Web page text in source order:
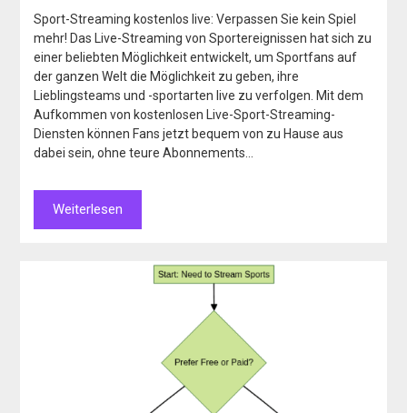
Sport-Streaming kostenlos live: Verpassen Sie kein Spiel
mehr! Das Live-Streaming von Sportereignissen hat sich zu
einer beliebten Möglichkeit entwickelt, um Sportfans auf
der ganzen Welt die Möglichkeit zu geben, ihre
Lieblingsteams und -sportarten live zu verfolgen. Mit dem
Aufkommen von kostenlosen Live-Sport-Streaming-
Diensten können Fans jetzt bequem von zu Hause aus
dabei sein, ohne teure Abonnements…
Weiterlesen